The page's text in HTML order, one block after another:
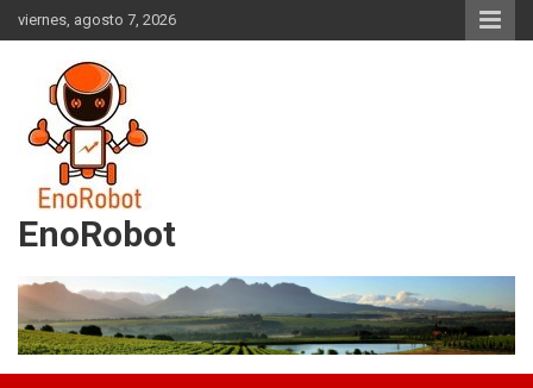
Saltar
al
contenido
viernes, agosto 7, 2026
EnoRobot